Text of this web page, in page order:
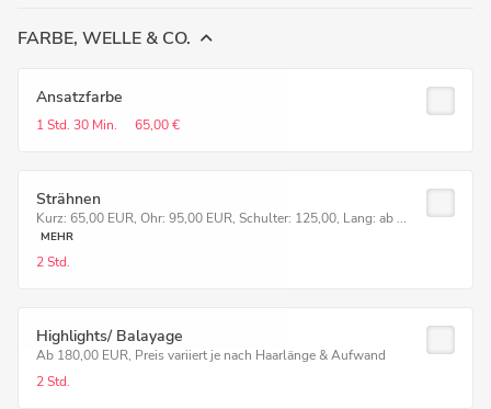
FARBE, WELLE & CO.
Ansatzfarbe
1 Std. 30 Min. 65,00 €
Strähnen
Kurz: 65,00 EUR, Ohr: 95,00 EUR, Schulter: 125,00, Lang: ab ...
MEHR
2 Std.
Highlights/ Balayage
Ab 180,00 EUR, Preis variiert je nach Haarlänge & Aufwand
2 Std.